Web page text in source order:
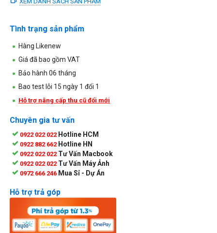
Tình trạng sản phẩm
Hàng Likenew
Giá đã bao gồm VAT
Bảo hành 06 tháng
Bao test lỗi 15 ngày 1 đổi 1
Hỗ trợ nâng cấp thu cũ đổi mới
Chuyên gia tư vấn
0922 022 022 Hotline HCM
0922 882 662 Hotline HN
0922 022 022 Tư Vấn Macbook
0922 022 022 Tư Vấn Máy Ảnh
0972 666 246 Mua Sỉ - Dự Án
Hỗ trợ trả góp